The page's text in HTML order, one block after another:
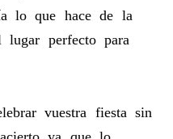
lo que hace de la
perfecto para
vuestra fiesta sin